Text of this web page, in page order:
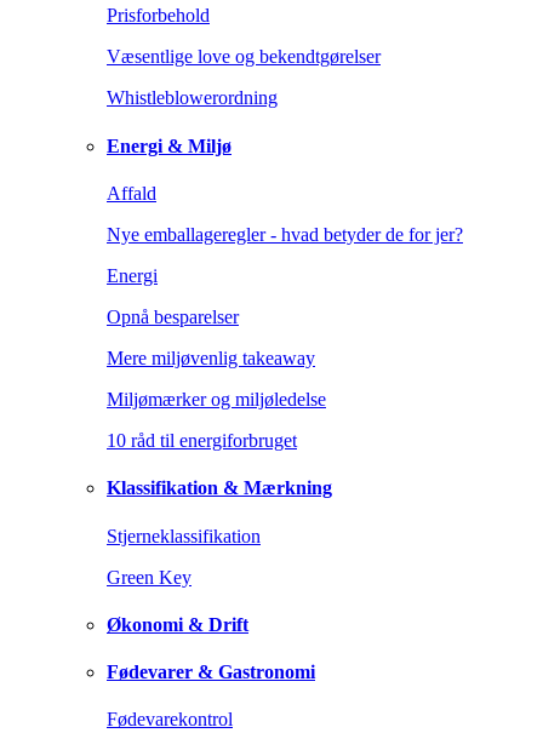
Prisforbehold
Væsentlige love og bekendtgørelser
Whistleblowerordning
Energi & Miljø
Affald
Nye emballageregler - hvad betyder de for jer?
Energi
Opnå besparelser
Mere miljøvenlig takeaway
Miljømærker og miljøledelse
10 råd til energiforbruget
Klassifikation & Mærkning
Stjerneklassifikation
Green Key
Økonomi & Drift
Fødevarer & Gastronomi
Fødevarekontrol